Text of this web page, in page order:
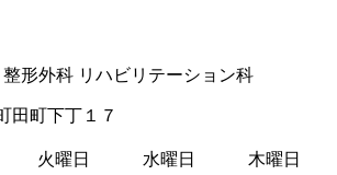
整形外科 リハビリテーション科
田町下丁１７
火曜日 水曜日 木曜日